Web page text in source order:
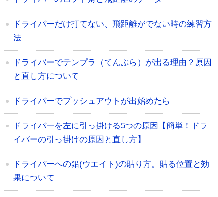
ドライバーだけ打てない、飛距離がでない時の練習方
法
ドライバーでテンプラ（てんぷら）が出る理由？原因
と直し方について
ドライバーでプッシュアウトが出始めたら
ドライバーを左に引っ掛ける5つの原因【簡単！ドラ
イバーの引っ掛けの原因と直し方】
ドライバーへの鉛(ウエイト)の貼り方。貼る位置と効
果について